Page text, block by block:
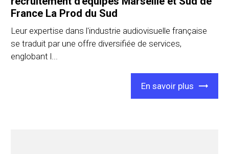
France La Prod du Sud
Leur expertise dans l'industrie audiovisuelle française
se traduit par une offre diversifiée de services,
englobant l...
En savoir plus